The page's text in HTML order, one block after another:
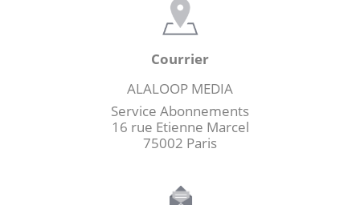
Courrier
ALALOOP MEDIA
Service Abonnements
16 rue Etienne Marcel
75002 Paris